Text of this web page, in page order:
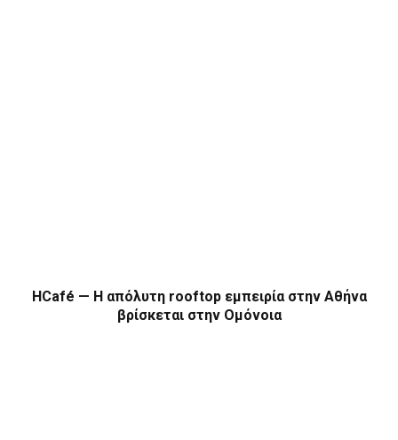
HCafé — Η απόλυτη rooftop εμπειρία στην Αθήνα
βρίσκεται στην Ομόνοια